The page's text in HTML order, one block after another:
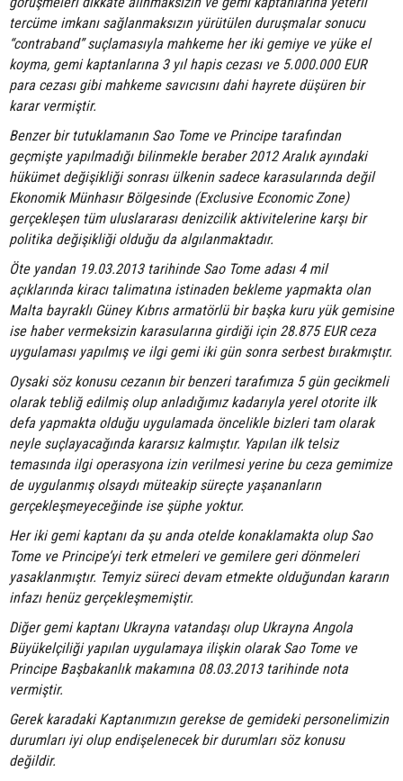
tercüme imkanı sağlanmaksızın yürütülen duruşmalar sonucu
“contraband” suçlamasıyla mahkeme her iki gemiye ve yüke el
koyma, gemi kaptanlarına 3 yıl hapis cezası ve 5.000.000 EUR
para cezası gibi mahkeme savıcısını dahi hayrete düşüren bir
karar vermiştir.
Benzer bir tutuklamanın Sao Tome ve Principe tarafından
geçmişte yapılmadığı bilinmekle beraber 2012 Aralık ayındaki
hükümet değişikliği sonrası ülkenin sadece karasularında değil
Ekonomik Münhasır Bölgesinde (Exclusive Economic Zone)
gerçekleşen tüm uluslararası denizcilik aktivitelerine karşı bir
politika değişikliği olduğu da algılanmaktadır.
Öte yandan 19.03.2013 tarihinde Sao Tome adası 4 mil
açıklarında kiracı talimatına istinaden bekleme yapmakta olan
Malta bayraklı Güney Kıbrıs armatörlü bir başka kuru yük gemisine
ise haber vermeksizin karasularına girdiği için 28.875 EUR ceza
uygulaması yapılmış ve ilgi gemi iki gün sonra serbest bırakmıştır.
Oysaki söz konusu cezanın bir benzeri tarafımıza 5 gün gecikmeli
olarak tebliğ edilmiş olup anladığımız kadarıyla yerel otorite ilk
defa yapmakta olduğu uygulamada öncelikle bizleri tam olarak
neyle suçlayacağında kararsız kalmıştır. Yapılan ilk telsiz
temasında ilgi operasyona izin verilmesi yerine bu ceza gemimize
de uygulanmış olsaydı müteakip süreçte yaşananların
gerçekleşmeyeceğinde ise şüphe yoktur.
Her iki gemi kaptanı da şu anda otelde konaklamakta olup Sao
Tome ve Principe’yi terk etmeleri ve gemilere geri dönmeleri
yasaklanmıştır. Temyiz süreci devam etmekte olduğundan kararın
infazı henüz gerçekleşmemiştir.
Diğer gemi kaptanı Ukrayna vatandaşı olup Ukrayna Angola
Büyükelçiliği yapılan uygulamaya ilişkin olarak Sao Tome ve
Principe Başbakanlık makamına 08.03.2013 tarihinde nota
vermiştir.
Gerek karadaki Kaptanımızın gerekse de gemideki personelimizin
durumları iyi olup endişelenecek bir durumları söz konusu
değildir.